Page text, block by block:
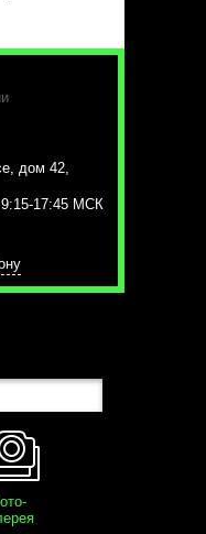
дом 42,
17:45 МСК